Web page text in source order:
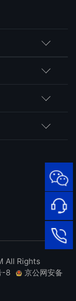
95015
网络安
全服务
热线
在线客
All Rights
-8
京公网安备